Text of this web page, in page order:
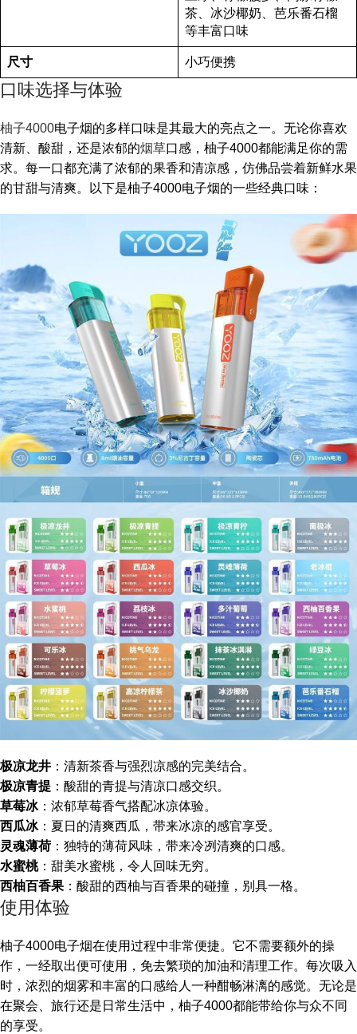
茶、冰沙椰奶、芭乐番石榴
等丰富口味
尺寸 小巧便携
口味选择与体验
柚子4000电子烟的多样口味是其最大的亮点之一。无论你喜欢
清新、酸甜，还是浓郁的烟草口感，柚子4000都能满足你的需
求。每一口都充满了浓郁的果香和清凉感，仿佛品尝着新鲜水果
的甘甜与清爽。以下是柚子4000电子烟的一些经典口味：
极凉龙井 ：清新茶香与强烈凉感的完美结合。
极凉青提 ：酸甜的青提与清凉口感交织。
草莓冰：浓郁草莓香气搭配冰凉体验。
西瓜冰：夏日的清爽西瓜，带来冰凉的感官享受。
灵魂薄荷 ：独特的薄荷风味，带来冷冽清爽的口感。
水蜜桃：甜美水蜜桃，令人回味无穷。
西柚百香果 ：酸甜的西柚与百香果的碰撞，别具一格。
使用体验
柚子4000电子烟在使用过程中非常便捷。它不需要额外的操
作，一经取出便可使用，免去繁琐的加油和清理工作。每次吸入
时，浓烈的烟雾和丰富的口感给人一种酣畅淋漓的感觉。无论是
在聚会、旅行还是日常生活中，柚子4000都能带给你与众不同
的享受。